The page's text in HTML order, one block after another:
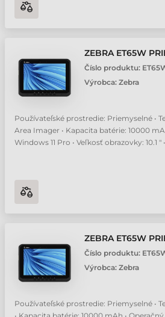
ZEBRA ET65W
Číslo produktu:
Výrobca: Zebra
Používateľské prostredie: Priemyselné •
Area Imager • Kapacita batérie: 10000
Windows 11 Pro • Veľkosť obrazovky: 10.1 "
ZEBRA ET65W
Číslo produktu:
Výrobca: Zebra
Používateľské prostredie: Priemyselné •